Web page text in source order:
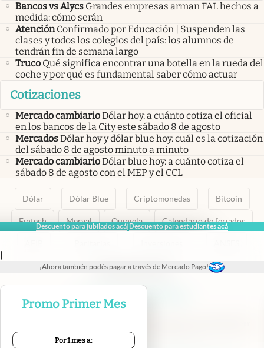
Descuento para jubilados acá|Descuento para estudiantes acá
|
¡Ahora también podés pagar a través de Mercado Pago!
Promo Primer Mes
Por 1 mes a:
Bancos vs Alycs Grandes empresas arman FAL hechos a
medida: cómo serán
Atención Confirmado por Educación | Suspenden las
clases y todos los colegios del país: los alumnos de
tendrán fin de semana largo
Truco Qué significa encontrar una botella en la rueda del
coche y por qué es fundamental saber cómo actuar
Cotizaciones
Mercado cambiarioDólar hoy: a cuánto cotiza el oficial
en los bancos de la City este sábado 8 de agosto
MercadosDólar hoy y dólar blue hoy: cuál es la cotización
del sábado 8 de agosto minuto a minuto
Mercado cambiarioDólar blue hoy: a cuánto cotiza el
sábado 8 de agosto con el MEP y el CCL
Dólar Dólar Blue Criptomonedas Bitcoin
Fintech Merval Quiniela Calendario de feriados
abre en nueva pestaña
abre en nueva pestaña
abre en nueva pestaña
abre en nueva pestaña
abre en nueva pestaña